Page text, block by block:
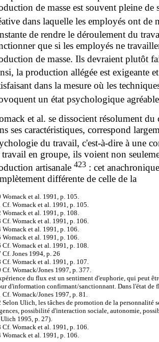
de masse est souvent pleine
dans laquelle les employés ont de
de rendre le déroulement du
que si les employés ne
de masse. Ils devraient plutôt
la production allégée est exigeante
dans la mesure où les
un état psychologique
et al. se dissocient résolument
ses caractéristiques, correspond
du travail, c'est-à-dire à une
travail en groupe, ils voient non
artisanale 423 : cet
différente de celle de la
Womack et al. 1991, p. 105.
Cf. Womack et al. 1991, p. 105.
Womack et al. 1991, p. 108.
Cf. Womack et al. 1991, p. 106.
Womack et al. 1991, p. 106.
Womack et al. 1991, p. 106.
Cf. Womack et al. 1991, p. 108.
Cf. Jones 1994, p. 26
Cf. Womack et al. 1991, p. 107.
Cf. Womack/Jones 1997, p. 377.
du flux est un sentiment d'euphorie, qui peut
d'information confirmant/sanctionnant. Dans l'état de
Cf. Womack/Jones 1997, p. 81.
Selon Ulich, les tâches de promotion de la personnalité
possibilité d'interaction sociale, autonomie,
1995, p. 27).
Cf. Womack et al. 1991, p. 106.
Womack et al. 1991, p. 106.